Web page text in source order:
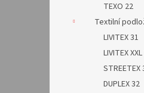
TEXO 22
Textilní
LIVITEX 31
LIVITEX
STREETEX
DUPLEX 32